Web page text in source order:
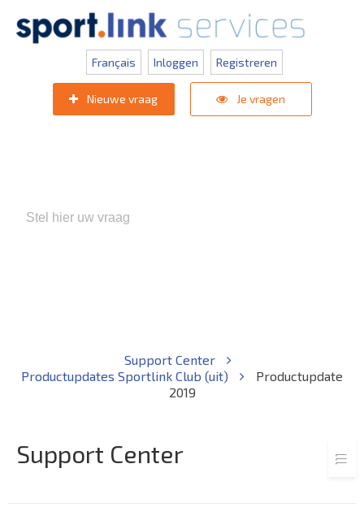
Français Inloggen Registreren
Nieuwe vraag Je vragen
Support Center
Productupdates Sportlink Club (uit)
Productupdate
2019
Support Center